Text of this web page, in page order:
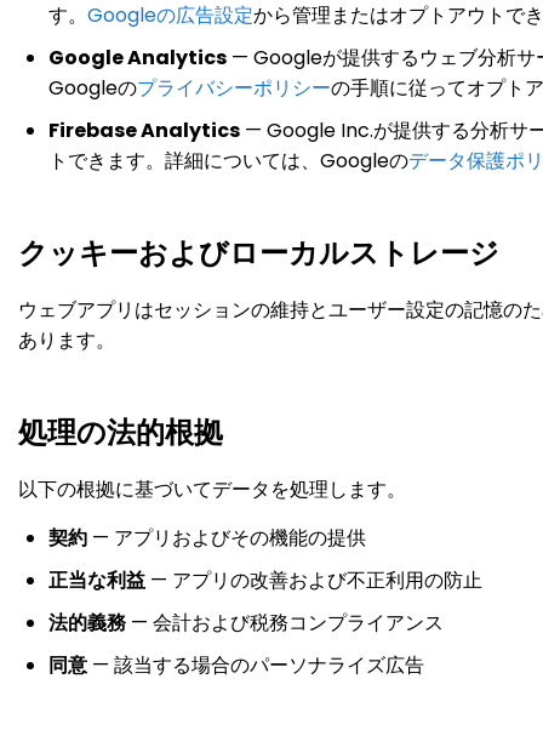
す。 Googleの広告設定から管理またはオプトアウトで
Google Analytics — Googleが提供するウェブ分析サ
Googleのプライバシーポリシーの手順に従ってオプト
Firebase Analytics — Google Inc.が提供する分析サ
トできます。詳細については、Googleのデータ保護ポ
クッキーおよびローカルストレージ
ウェブアプリはセッションの維持とユーザー設定の記憶の
あります。
処理の法的根拠
以下の根拠に基づいてデータを処理します。
契約 — アプリおよびその機能の提供
正当な利益 — アプリの改善および不正利用の防止
法的義務 — 会計および税務コンプライアンス
同意— 該当する場合のパーソナライズ広告